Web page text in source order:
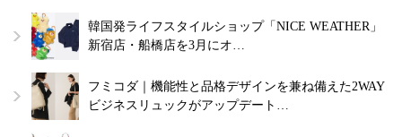
韓国発ライフスタイルショップ「NICE WEATHER」
新宿店・船橋店を3月にオ…
フミコダ｜機能性と品格デザインを兼ね備えた2WAY
ビジネスリュックがアップデート…